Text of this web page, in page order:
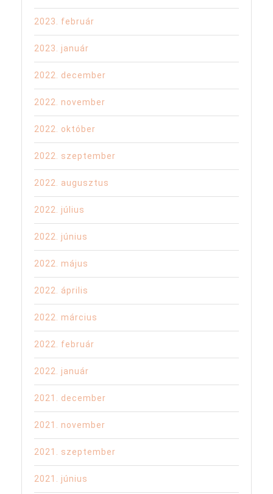
2023. február
2023. január
2022. december
2022. november
2022. október
2022. szeptember
2022. augusztus
2022. július
2022. június
2022. május
2022. április
2022. március
2022. február
2022. január
2021. december
2021. november
2021. szeptember
2021. június